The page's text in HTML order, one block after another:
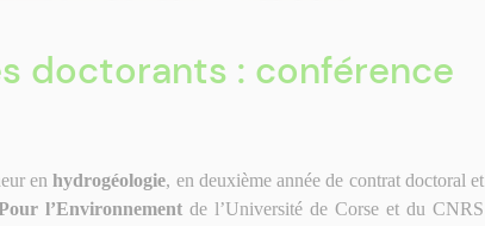
doctorants : conférence
enhydrogéologie, en deuxième année de contrat doctoral et
l’Environnement de l’Université de Corse et du CNRS